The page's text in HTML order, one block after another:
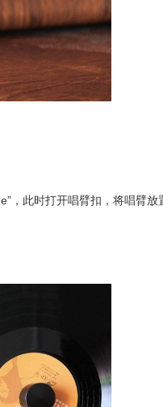
，此时打开唱臂扣，将唱臂放